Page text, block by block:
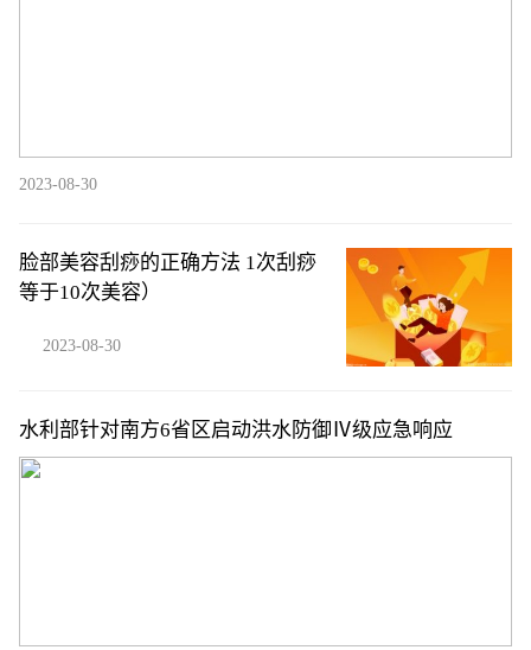
2023-08-30
脸部美容刮痧的正确方法 1次刮痧
等于10次美容）
2023-08-30
水利部针对南方6省区启动洪水防御Ⅳ级应急响应